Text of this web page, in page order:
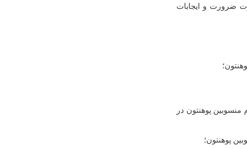
ضرورت و ایجابات
منسوبین پوهنتون در
پوهنتون؛